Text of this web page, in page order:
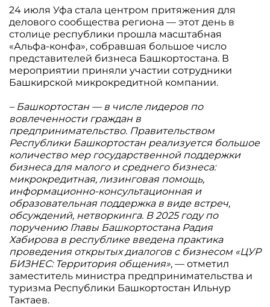
24 июля Уфа стала центром притяжения для
делового сообщества региона — этот день в
столице республики прошла масштабная
«Альфа-конфа», собравшая большое число
представителей бизнеса Башкортостана. В
мероприятии приняли участии сотрудники
Башкирской микрокредитной компании.
– Башкортостан — в числе лидеров по
вовлеченности граждан в
предпринимательство. Правительством
Республики Башкортостан реализуется большое
количество мер государственной поддержки
бизнеса для малого и среднего бизнеса:
микрокредитная, лизинговая помощь,
информационно-консультационная и
образовательная поддержка в виде встреч,
обсуждений, нетворкинга. В 2025 году по
поручению Главы Башкортостана Радия
Хабирова в республике введена практика
проведения открытых диалогов с бизнесом «ЦУР
БИЗНЕС: Территория общения», — отметил
заместитель министра предпринимательства и
туризма Республики Башкортостан Ильнур
Тактаев.